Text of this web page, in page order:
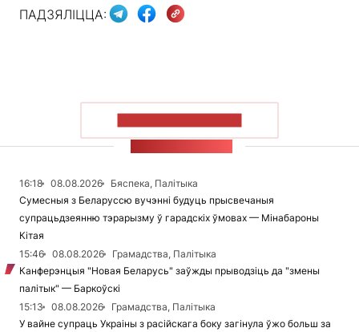
ПАДЗЯЛІЦЦА:
16:18 08.08.2026
Бяспека, Палітыка
Сумесныя з Беларуссю вучэнні будуць прысвечаныя
супрацьдзеянню тэрарызму ў гарадскіх ўмовах — Мінабароны
Кітая
15:46
08.08.2026
Грамадства, Палітыка
Канферэнцыя "Новая Беларусь" заўжды прыводзіць да "змены
палітык" — Баркоўскі
15:13
08.08.2026
Грамадства, Палітыка
У вайне супраць Украіны з расійскага боку загінула ўжо больш за